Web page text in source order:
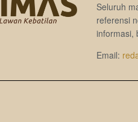
Seluruh
referensi
informasi,
Email: